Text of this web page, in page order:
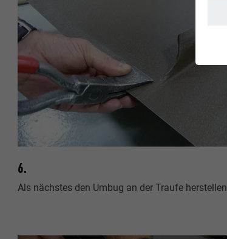
6.
Als nächstes den Umbug an der Traufe herstellen